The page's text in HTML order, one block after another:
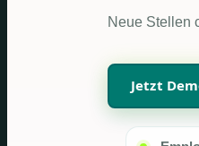
Neue Stellen
Jetzt